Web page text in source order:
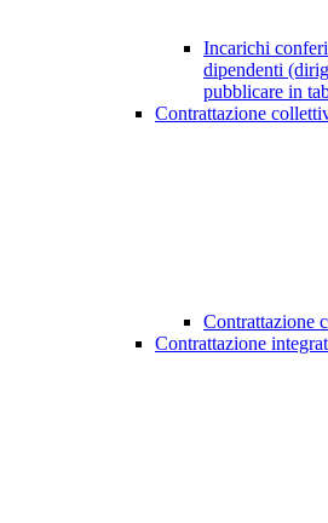
Incarichi
dipendenti
pubblicare in
Contrattazione
Contrattazione
Contrattazione